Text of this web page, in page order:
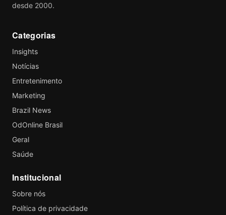
desde 2000.
Categorias
Insights
Notícias
Entretenimento
Marketing
Brazil News
OdOnline Brasil
Geral
Saúde
Institucional
Sobre nós
Política de privacidade